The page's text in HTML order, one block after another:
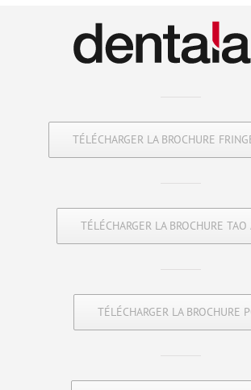
TÉLÉCHARGER LA BROCHURE
TÉLÉCHARGER LA BROCHURE TAO
TÉLÉCHARGER LA BROCHURE